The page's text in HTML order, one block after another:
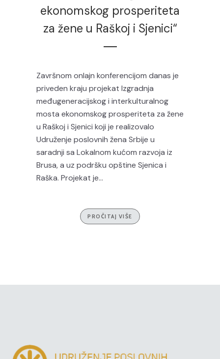
ekonomskog prosperiteta
za žene u Raškoj i Sjenici“
Završnom onlajn konferencijom danas je
priveden kraju projekat Izgradnja
međugeneracijskog i interkulturalnog
mosta ekonomskog prosperiteta za žene
u Raškoj i Sjenici koji je realizovalo
Udruženje poslovnih žena Srbije u
saradnji sa Lokalnom kućom razvoja iz
Brusa, a uz podršku opštine Sjenica i
Raška. Projekat je...
PROČITAJ VIŠE